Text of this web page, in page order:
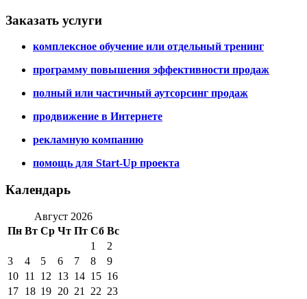
Заказать услуги
комплексное обучение или отдельный тренинг
программу повышения эффективности продаж
полный или частичный аутсорсинг продаж
продвижение в Интернете
рекламную компанию
помощь для Start-Up проекта
Календарь
Август 2026
Пн Вт Ср Чт Пт Сб Вс
1
2
3
4 5 6 7 8
9
10 11 12 13 14 15 16
17 18 19 20 21 22 23